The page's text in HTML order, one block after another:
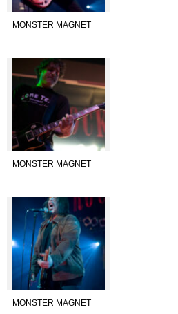
MONSTER MAGNET
MONSTER MAGNET
MONSTER MAGNET